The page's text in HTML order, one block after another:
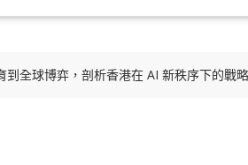
全球博弈，剖析香港在 AI 新秩序下的戰